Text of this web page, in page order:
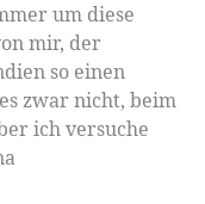
um diese
mir, der
so einen
zwar nicht, beim
ich versuche